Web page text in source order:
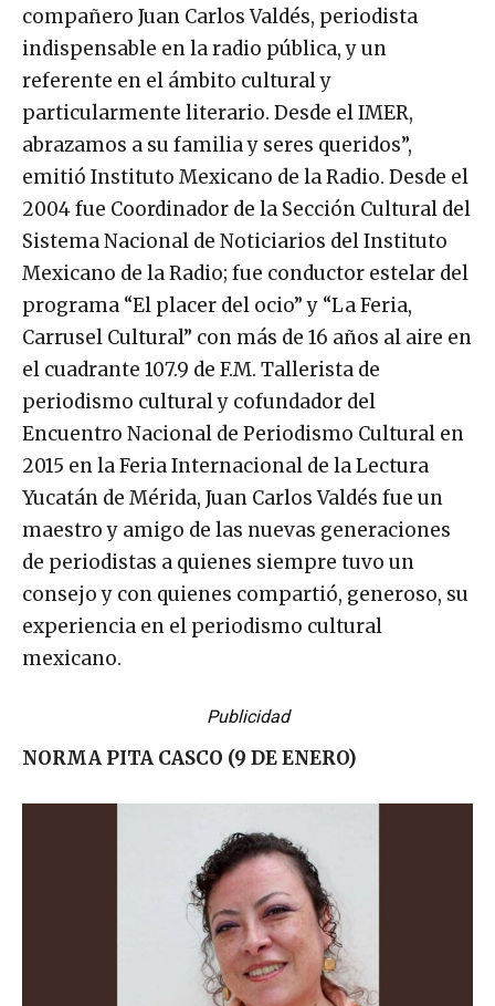
compañero Juan Carlos Valdés, periodista
indispensable en la radio pública, y un
referente en el ámbito cultural y
particularmente literario. Desde el IMER,
abrazamos a su familia y seres queridos”,
emitió Instituto Mexicano de la Radio. Desde el
2004 fue Coordinador de la Sección Cultural del
Sistema Nacional de Noticiarios del Instituto
Mexicano de la Radio; fue conductor estelar del
programa “El placer del ocio” y “La Feria,
Carrusel Cultural” con más de 16 años al aire en
el cuadrante 107.9 de F.M. Tallerista de
periodismo cultural y cofundador del
Encuentro Nacional de Periodismo Cultural en
2015 en la Feria Internacional de la Lectura
Yucatán de Mérida, Juan Carlos Valdés fue un
maestro y amigo de las nuevas generaciones
de periodistas a quienes siempre tuvo un
consejo y con quienes compartió, generoso, su
experiencia en el periodismo cultural
mexicano.
Publicidad
NORMA PITA CASCO (9 DE ENERO)